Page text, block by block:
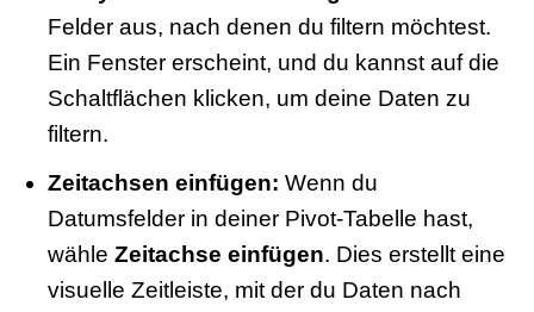
Felder aus, nach denen du filtern möchtest.
Ein Fenster erscheint, und du kannst auf die
Schaltflächen klicken, um deine Daten zu
filtern.
Zeitachsen einfügen: Wenn du
Datumsfelder in deiner Pivot-Tabelle hast,
wähle Zeitachse einfügen. Dies erstellt eine
visuelle Zeitleiste, mit der du Daten nach